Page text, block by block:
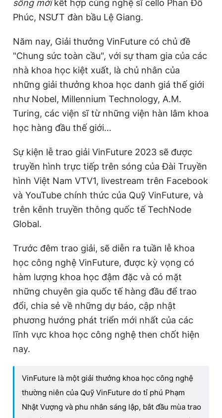
sống mớikết hợp cùng nghệ sĩ cello Phan Đỗ
Phúc, NSƯT đàn bầu Lệ Giang.
Năm nay, Giải thưởng VinFuture có chủ đề
"Chung sức toàn cầu", với sự tham gia của các
nhà khoa học kiệt xuất, là chủ nhân của
những giải thưởng khoa học danh giá thế giới
như Nobel, Millennium Technology, A.M.
Turing, các viện sĩ từ những viện hàn lâm khoa
học hàng đầu thế giới…
Sự kiện lễ trao giải VinFuture 2023 sẽ được
truyền hình trực tiếp trên sóng của Đài Truyền
hình Việt Nam VTV1, livestream trên Facebook
và YouTube chính thức của Quỹ VinFuture, và
trên kênh truyền thông quốc tế TechNode
Global.
Trước đêm trao giải, sẽ diễn ra tuần lễ khoa
học công nghệ VinFuture, được kỳ vọng có
hàm lượng khoa học đậm đặc và có mặt
những chuyên gia quốc tế hàng đầu để trao
đổi, chia sẻ về những dự báo, cập nhật
phương hướng phát triển mới nhất của các
lĩnh vực khoa học công nghệ then chốt hiện
nay.
VinFuture là một giải thưởng khoa học công nghệ
thường niên của Quỹ VinFuture do tỉ phú Phạm
Nhật Vượng và phu nhân sáng lập, bắt đầu mùa trao